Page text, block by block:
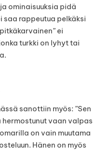
ominaisuuksia pidä
saa rappeutua pelkäksi
ei
turkki on lyhyt tai
sanottiin myös: ”Sen
hermostunut vaan valpas
on vain muutama
Hänen on myös